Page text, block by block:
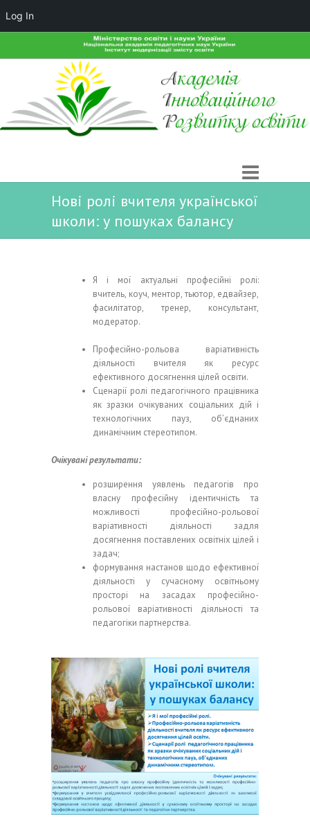
Нові ролі вчителя української
школи: у пошуках балансу
Я і мої актуальні професійні ролі:
вчитель, коуч, ментор, тьютор, едвайзер,
фасилітатор, тренер, консультант,
модератор.
Професійно-рольова варіативність
діяльності вчителя як ресурс
ефективного досягнення цілей освіти.
Сценарії ролі педагогічного працівника
як зразки очікуваних соціальних дій і
технологічних пауз, об’єднаних
динамічним стереотипом.
Очікувані результати:
розширення уявлень педагогів про
власну професійну ідентичність та
можливості професійно-рольової
варіативності діяльності задля
досягнення поставлених освітніх цілей і
задач;
формування настанов щодо ефективної
діяльності у сучасному освітньому
просторі на засадах професійно-
рольової варіативності діяльності та
педагогіки партнерства.
Log In